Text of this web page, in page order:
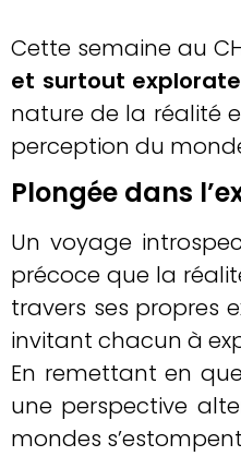
Cette semaine au
et surtout
nature de la réalité
perception du
Plongée dans
Un voyage
précoce que la
travers ses propres
invitant chacun à
En remettant en
une perspective
mondes